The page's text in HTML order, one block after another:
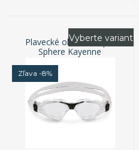
Plavecké okuliare Aqua
Sphere Kayenne
Zľava -8%
Vyberte variant